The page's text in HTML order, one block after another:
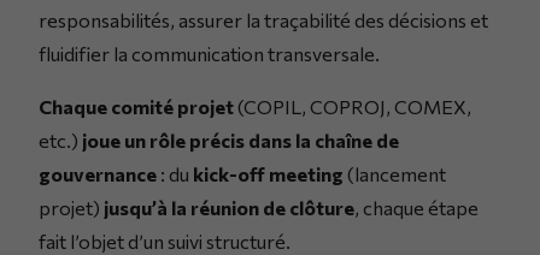
responsabilités, assurer la traçabilité des décisions et
fluidifier la communication transversale.
Chaque comité projet (COPIL, COPROJ, COMEX,
etc.) joue un rôle précis dans la chaîne de
gouvernance : du kick-off meeting (lancement
projet) jusqu’à la réunion de clôture, chaque étape
fait l’objet d’un suivi structuré.